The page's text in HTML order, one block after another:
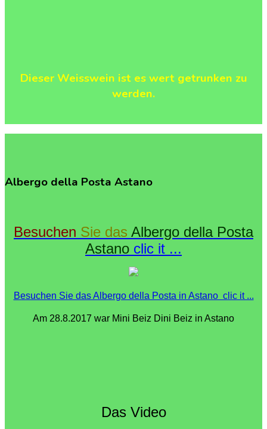
Dieser Weisswein ist es wert getrunken zu
werden.
Albergo della Posta Astano
Besuchen Sie das Albergo della Posta
Astano clic it ...
Besuchen Sie das Albergo della Posta in Astano clic it ...
Am 28.8.2017 war Mini Beiz Dini Beiz in Astano
Das Video